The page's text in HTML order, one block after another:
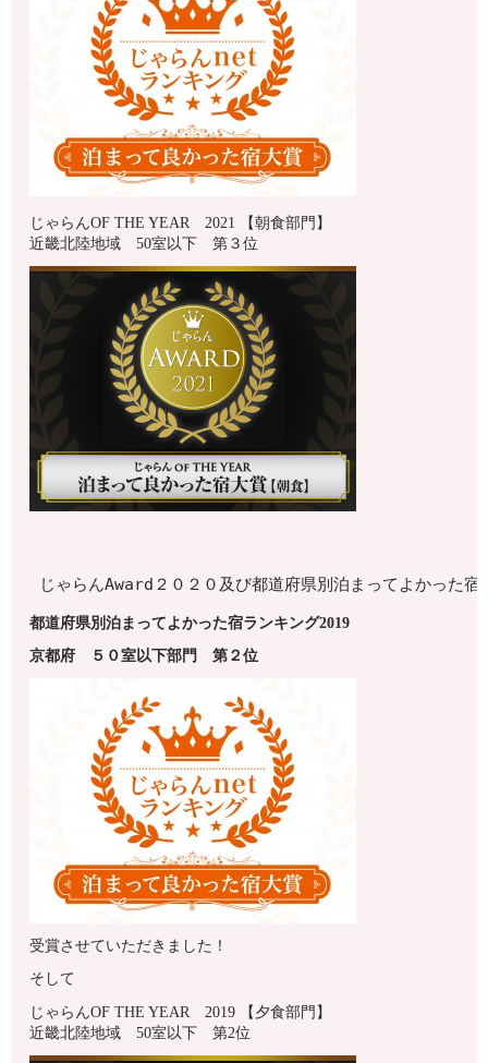
じゃらんOF THE YEAR 2021 【朝食部門】
近畿北陸地域 50室以下 第３位
じゃらんAward２０２０及び都道府県別泊まってよかった
都道府県別泊まってよかった宿ランキング2019
京都府 ５０室以下部門 第 ２位
受賞させていただきました！
そして
じゃらんOF THE YEAR 2019 【夕食部門】
近畿北陸地域 50室以下 第2位